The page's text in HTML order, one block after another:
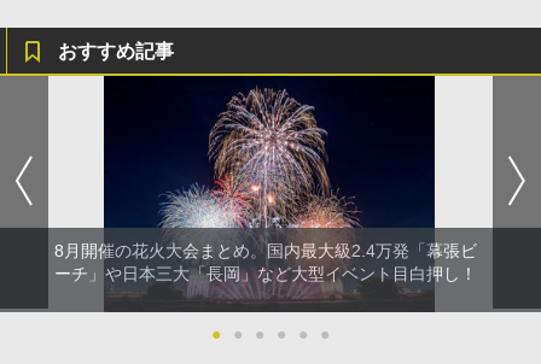
おすすめ記事
8月開催の花火大会まとめ。国内最大級2.4万発「幕張ビ
ーチ」や日本三大「長岡」など大型イベント目白押し！
● ● ● ● ● ●